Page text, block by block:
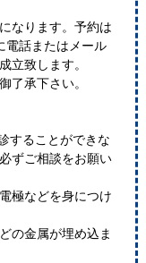
なります。予約は
電話またはメール
立致します。
了承下さい。
することができな
ずご相談をお願い
極などを身につけ
の金属が埋め込ま